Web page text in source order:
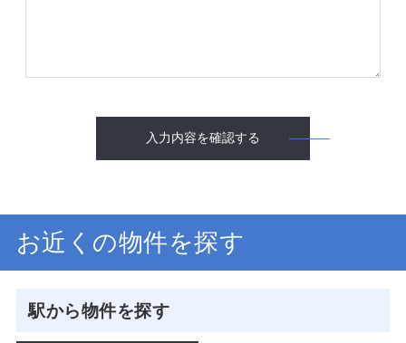
入力内容を確認する
お近くの物件を探す
駅から物件を探す